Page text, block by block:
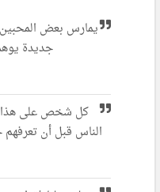
يمارس بعض المحبين
جديدة
كل شخص على هذا
الناس قبل أن